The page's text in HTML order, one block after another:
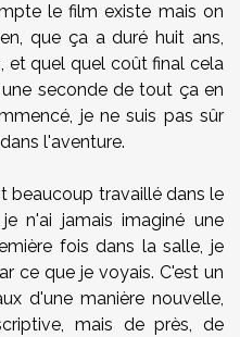
le film existe mais on
que ça a duré huit ans,
et quel quel coût final cela
seconde de tout ça en
je ne suis pas sûr
l'aventure.
beaucoup travaillé dans le
n'ai jamais imaginé une
fois dans la salle, je
ce que je voyais. C'est un
d'une manière nouvelle,
mais de près, de